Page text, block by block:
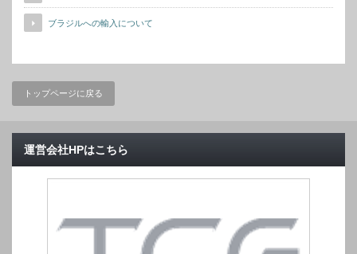
ブラジルへの輸入について
トップページに戻る
運営会社HPはこちら